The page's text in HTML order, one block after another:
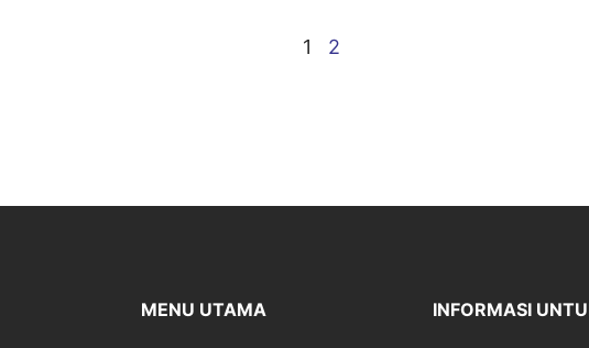
1 2
MENU UTAMA INFORMASI